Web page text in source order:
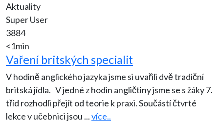
Aktuality
Super User
3884
<1min
Vaření britských specialit
V hodině anglického jazyka jsme si uvařili dvě tradiční
britská jídla. V jedné z hodin angličtiny jsme se s žáky 7.
tříd rozhodli přejít od teorie k praxi. Součástí čtvrté
lekce v učebnici jsou ...více..